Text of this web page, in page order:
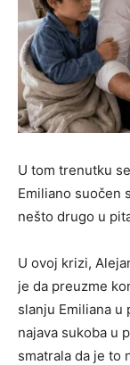
U tom trenutku
Emiliano suočen
nešto drugo u
U ovoj krizi,
je da preuzme
slanju Emiliana
najava sukoba u
smatrala da je to